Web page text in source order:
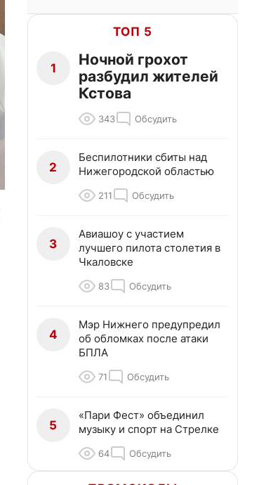
ТОП 5
1
Ночной грохот
разбудил жителей
Кстова
343 Обсудить
2
Беспилотники сбиты над
Нижегородской областью
211 Обсудить
3
Авиашоу с участием
лучшего пилота столетия в
Чкаловске
83 Обсудить
4
Мэр Нижнего предупредил
об обломках после атаки
БПЛА
71 Обсудить
5
«Пари Фест» объединил
музыку и спорт на Стрелке
64 Обсудить